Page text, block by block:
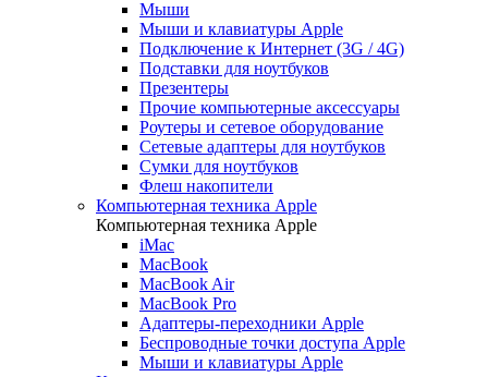
Мыши
Мыши и клавиатуры Apple
Подключение к Интернет (3G / 4G)
Подставки для ноутбуков
Презентеры
Прочие компьютерные аксессуары
Роутеры и сетевое оборудование
Сетевые адаптеры для ноутбуков
Сумки для ноутбуков
Флеш накопители
Компьютерная техника Apple
Компьютерная техника Apple
iMac
MacBook
MacBook Air
MacBook Pro
Адаптеры-переходники Apple
Беспроводные точки доступа Apple
Мыши и клавиатуры Apple